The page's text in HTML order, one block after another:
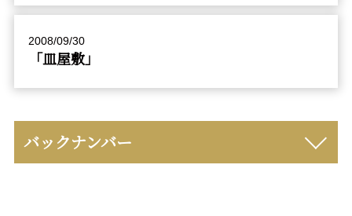
2008/09/30
「皿屋敷」
バックナンバー